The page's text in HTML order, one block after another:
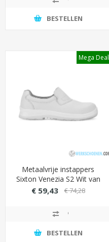
BESTELLEN
Mega Deal
Metaalvrije instappers
Sixton Venezia S2 Wit van
antibacterieel microfiber
€ 59,43 € 74,28
BESTELLEN